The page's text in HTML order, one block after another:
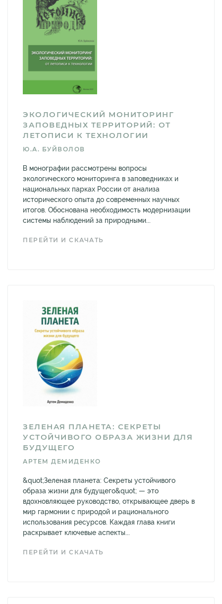
ЭКОЛОГИЧЕСКИЙ МОНИТОРИНГ
ЗАПОВЕДНЫХ ТЕРРИТОРИЙ: ОТ
ЛЕТОПИСИ К ТЕХНОЛОГИИ
Ю.А. БУЙВОЛОВ
В монографии рассмотрены вопросы
экологического мониторинга в заповедниках и
национальных парках России от анализа
исторического опыта до современных научных
итогов. Обоснована необходимость модернизации
системы наблюдений за природными...
ПЕРЕЙТИ И СКАЧАТЬ
ЗЕЛЕНАЯ ПЛАНЕТА: СЕКРЕТЫ
УСТОЙЧИВОГО ОБРАЗА ЖИЗНИ ДЛЯ
БУДУЩЕГО
АРТЕМ ДЕМИДЕНКО
&quot;Зеленая планета: Секреты устойчивого
образа жизни для будущего&quot; — это
вдохновляющее руководство, открывающее дверь в
мир гармонии с природой и рационального
использования ресурсов. Каждая глава книги
раскрывает ключевые аспекты...
ПЕРЕЙТИ И СКАЧАТЬ